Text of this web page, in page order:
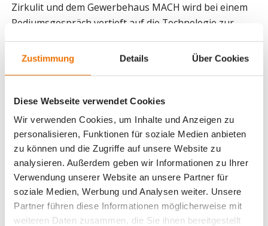
Zustimmung Details Über Cookies
Diese Webseite verwendet Cookies
Wir verwenden Cookies, um Inhalte und Anzeigen zu
personalisieren, Funktionen für soziale Medien anbieten
zu können und die Zugriffe auf unsere Website zu
analysieren. Außerdem geben wir Informationen zu Ihrer
Verwendung unserer Website an unsere Partner für
soziale Medien, Werbung und Analysen weiter. Unsere
Partner führen diese Informationen möglicherweise mit
weiteren Daten zusammen, die Sie ihnen bereitgestellt
Zirkulit und dem Gewerbehaus MACH wird bei einem
Podiumsgespräch vertieft auf die Technologie zur
Speicherung von CO₂ im Betongranulat eingegangen.
Die Anmeldung ist unter folgendem
möglich.